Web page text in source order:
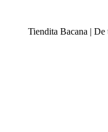
Tiendita Bacana |